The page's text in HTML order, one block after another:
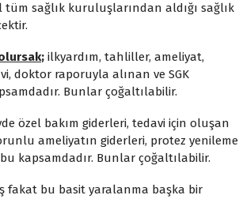
tüm sağlık kuruluşlarından aldığı sağlık
; ilkyardım, tahliller, ameliyat,
doktor raporuyla alınan ve SGK
Bunlar çoğaltılabilir.
özel bakım giderleri, tedavi için oluşan
ameliyatın giderleri, protez yenileme
kapsamdadır. Bunlar çoğaltılabilir.
fakat bu basit yaralanma başka bir